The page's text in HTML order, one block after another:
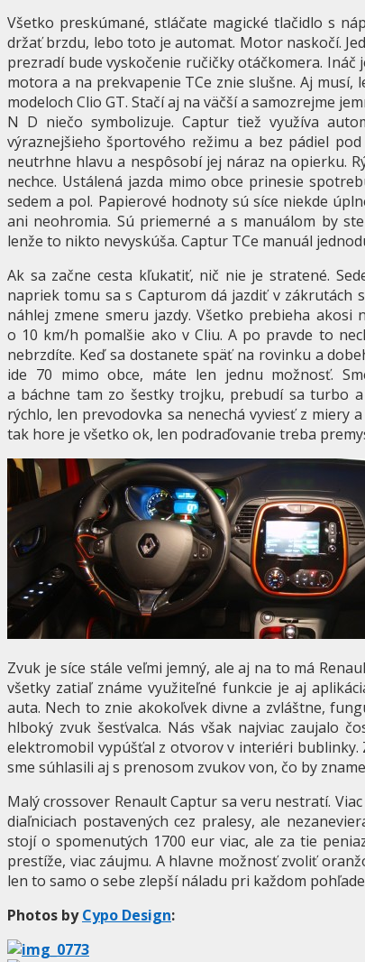
Všetko preskúmané, stláčate magické tlačidlo s
držať brzdu, lebo toto je automat. Motor naskočí.
prezradí bude vyskočenie ručičky otáčkomera. Ináč
motora a na prekvapenie TCe znie slušne. Aj
modeloch Clio GT. Stačí aj na väčší a samozrejme
N D niečo symbolizuje. Captur tiež využíva
výraznejšieho športového režimu a bez pádiel
neutrhne hlavu a nespôsobí jej náraz na opierku.
nechce. Ustálená jazda mimo obce prinesie
sedem a pol. Papierové hodnoty sú síce niekde
ani neohromia. Sú priemerné a s manuálom by
lenže to nikto nevyskúša. Captur TCe manuál
Ak sa začne cesta kľukatiť, nič nie je stratené.
napriek tomu sa s Capturom dá jazdiť v zákrutách
náhlej zmene smeru jazdy. Všetko prebieha
o 10 km/h pomalšie ako v Cliu. A po pravde to
nebrzdíte. Keď sa dostanete späť na rovinku a
ide 70 mimo obce, máte len jednu možnosť.
a báchne tam zo šestky trojku, prebudí sa turbo
rýchlo, len prevodovka sa nenechá vyviesť z miery
tak hore je všetko ok, len podraďovanie treba
Zvuk je síce stále veľmi jemný, ale aj na to má
všetky zatiaľ známe využiteľné funkcie je aj
auta. Nech to znie akokoľvek divne a zvláštne,
hlboký zvuk šesťvalca. Nás však najviac zaujalo
elektromobil vypúšťal z otvorov v interiéri bublinky.
sme súhlasili aj s prenosom zvukov von, čo by
Malý crossover Renault Captur sa veru nestratí.
diaľniciach postavených cez pralesy, ale
stojí o spomenutých 1700 eur viac, ale za tie
prestíže, viac záujmu. A hlavne možnosť zvoliť
len to samo o sebe zlepší náladu pri každom
Photos byCypo Design: